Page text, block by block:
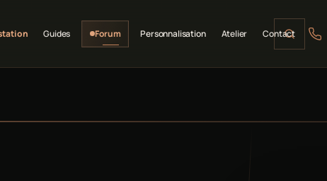
Guides Forum Personnalisation Atelier Contact